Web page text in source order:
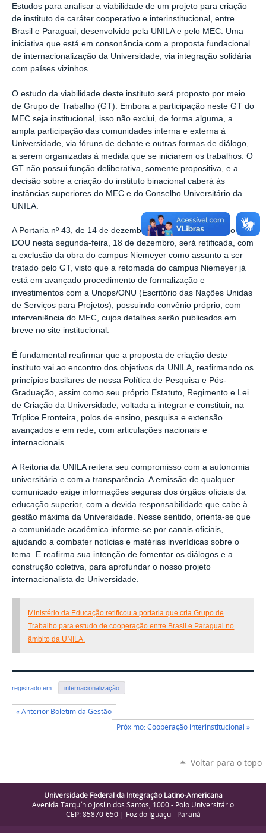
Estudos para analisar a viabilidade de um projeto para criação
de instituto de caráter cooperativo e interinstitucional, entre
Brasil e Paraguai, desenvolvido pela UNILA e pelo MEC. Uma
iniciativa que está em consonância com a proposta fundacional
de internacionalização da Universidade, via integração solidária
com países vizinhos.
O estudo da viabilidade deste instituto será proposto por meio
de Grupo de Trabalho (GT). Embora a participação neste GT do
MEC seja institucional, isso não exclui, de forma alguma, a
ampla participação das comunidades interna e externa à
Universidade, via fóruns de debate e outras formas de diálogo,
a serem organizadas à medida que se iniciarem os trabalhos. O
GT não possui função deliberativa, somente propositiva, e a
decisão sobre a criação do instituto binacional caberá às
instâncias superiores do MEC e do Conselho Universitário da
UNILA.
A Portaria nº 43, de 14 de dezembro de 2023, publicada no
DOU nesta segunda-feira, 18 de dezembro, será retificada, com
a exclusão da obra do campus Niemeyer como assunto a ser
tratado pelo GT, visto que a retomada do campus Niemeyer já
está em avançado procedimento de formalização e
investimentos com a Unops/ONU (Escritório das Nações Unidas
de Serviços para Projetos), possuindo convênio próprio, com
interveniência do MEC, cujos detalhes serão publicados em
breve no site institucional.
É fundamental reafirmar que a proposta de criação deste
instituto vai ao encontro dos objetivos da UNILA, reafirmando os
princípios basilares de nossa Política de Pesquisa e Pós-
Graduação, assim como seu próprio Estatuto, Regimento e Lei
de Criação da Universidade, voltada a integrar e constituir, na
Tríplice Fronteira, polos de ensino, pesquisa e extensão
avançados e em rede, com articulações nacionais e
internacionais.
A Reitoria da UNILA reitera seu compromisso com a autonomia
universitária e com a transparência. A emissão de qualquer
comunicado exige informações seguras dos órgãos oficiais da
educação superior, com a devida responsabilidade que cabe à
gestão máxima da Universidade. Nesse sentido, orienta-se que
a comunidade acadêmica informe-se por canais oficiais,
ajudando a combater notícias e matérias inverídicas sobre o
tema. E reafirma sua intenção de fomentar os diálogos e a
construção coletiva, para aprofundar o nosso projeto
internacionalista de Universidade.
Ministério da Educação retificou a portaria que cria Grupo de
Trabalho para estudo de cooperação entre Brasil e Paraguai no
âmbito da UNILA.
registrado em: internacionalização
« Anterior Boletim da Gestão
Próximo: Cooperação interinstitucional »
Voltar para o topo
Universidade Federal da Integração Latino-Americana
Avenida Tarquínio Joslin dos Santos, 1000 - Polo Universitário
CEP: 85870-650 | Foz do Iguaçu - Paraná